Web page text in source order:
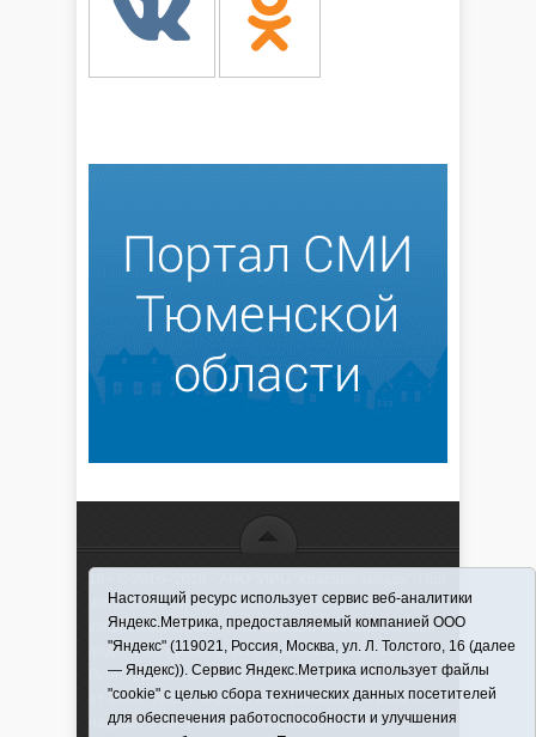
использовании материалов ссылка обязательна
Информационная лента выходит при финансовой
поддержке правительства Тюменской области
Регистрационный номер СМИ ЭЛ № ФС 77-66066
от 10.06. 2016 г. выдано Федеральной службой по
надзору в сфере связи, информационных
Настоящий ресурс использует сервис веб-аналитики
Яндекс.Метрика, предоставляемый компанией ООО
"Яндекс" (119021, Россия, Москва, ул. Л. Толстого, 16 (далее
— Яндекс)). Сервис Яндекс.Метрика использует файлы
"cookie" с целью сбора технических данных посетителей
для обеспечения работоспособности и улучшения